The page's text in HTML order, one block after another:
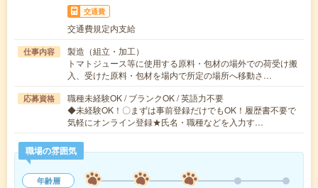
交通費
交通費規定内支給
仕事内容
製造（組立・加工）
トマトジュース等に使用する原料・包材の場外での荷受け搬
入、受けた原料・包材を場内で所定の場所へ移動さ…
応募資格
職種未経験OK / ブランクOK / 英語力不要
◆未経験OK！〇まずは事前登録だけでもOK！履歴書不要で
気軽にオンライン登録★氏名・職種などを入力す…
職場の雰囲気
年齢層